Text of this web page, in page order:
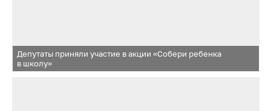
Депутаты приняли участие в акции «Собери ребенка
в школу»